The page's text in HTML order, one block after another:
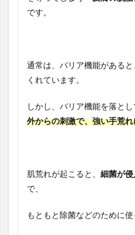
です。
通常は、バリア機能がある
くれています。
しかし、バリア機能を落とし
外からの刺激で、強い手荒
肌荒れが起こると、 細菌が侵
で、
もともと除菌などのために使